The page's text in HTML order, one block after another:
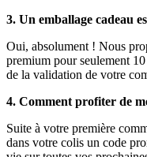
3. Un emballage cadeau
Oui, absolument ! Nous
premium pour seulement
de la validation de votre
4. Comment profiter de
Suite à votre première
dans votre colis un code